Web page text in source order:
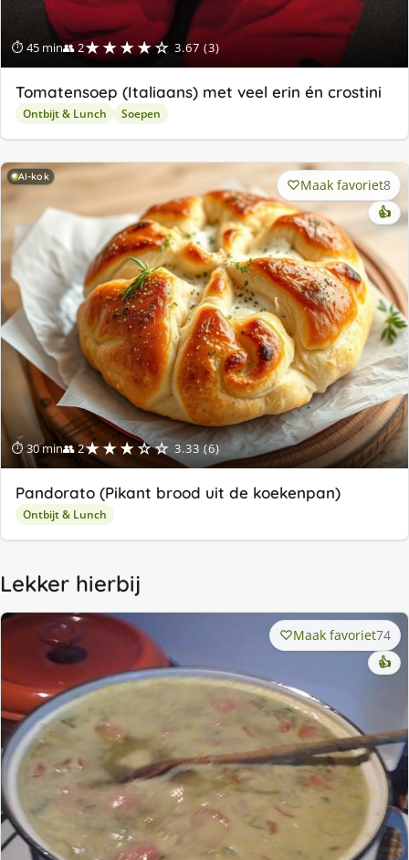
⏱ 45 min👥 2★★★★☆ 3.67 (3)
Tomatensoep (Italiaans) met veel erin én crostini
Ontbijt & Lunch Soepen
AI-kok
⏱ 30 min👥 2★★★☆☆ 3.33 (6)
Maak favoriet8
👍
Pandorato (Pikant brood uit de koekenpan)
Ontbijt & Lunch
Lekker hierbij
Maak favoriet74
👍